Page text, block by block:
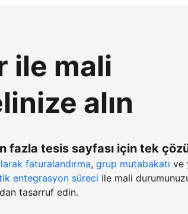
ile mali
alın
fazla tesis sayfası için tek
faturalandırma, grup mutabakatı ve
entegrasyon süreci ile mali
tasarruf edin.